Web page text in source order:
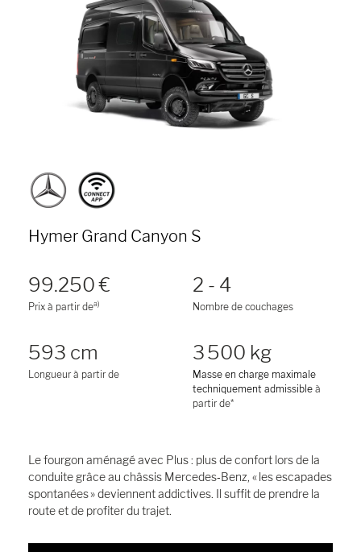
Hymer Grand Canyon S
99.250 €
Prix à partir dea)
2 - 4
Nombre de couchages
593 cm
Longueur à partir de
3 500 kg
Masse en charge maximale
techniquement admissible à
partir de*
Le fourgon aménagé avec Plus : plus de confort lors de la
conduite grâce au châssis Mercedes‑Benz, « les escapades
spontanées » deviennent addictives. Il suffit de prendre la
route et de profiter du trajet.